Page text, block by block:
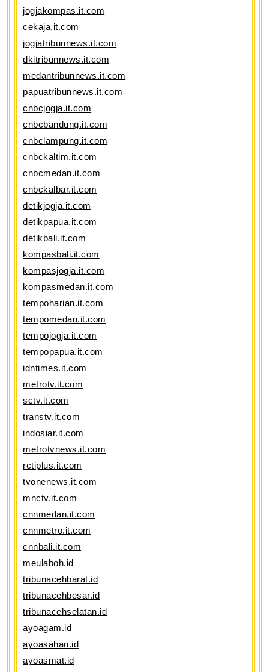
jogjakompas.it.com
cekaja.it.com
jogjatribunnews.it.com
dkitribunnews.it.com
medantribunnews.it.com
papuatribunnews.it.com
cnbcjogja.it.com
cnbcbandung.it.com
cnbclampung.it.com
cnbckaltim.it.com
cnbcmedan.it.com
cnbckalbar.it.com
detikjogja.it.com
detikpapua.it.com
detikbali.it.com
kompasbali.it.com
kompasjogja.it.com
kompasmedan.it.com
tempoharian.it.com
tempomedan.it.com
tempojogja.it.com
tempopapua.it.com
idntimes.it.com
metrotv.it.com
sctv.it.com
transtv.it.com
indosiar.it.com
metrotvnews.it.com
rctiplus.it.com
tvonenews.it.com
mnctv.it.com
cnnmedan.it.com
cnnmetro.it.com
cnnbali.it.com
meulaboh.id
tribunacehbarat.id
tribunacehbesar.id
tribunacehselatan.id
ayoagam.id
ayoasahan.id
ayoasmat.id